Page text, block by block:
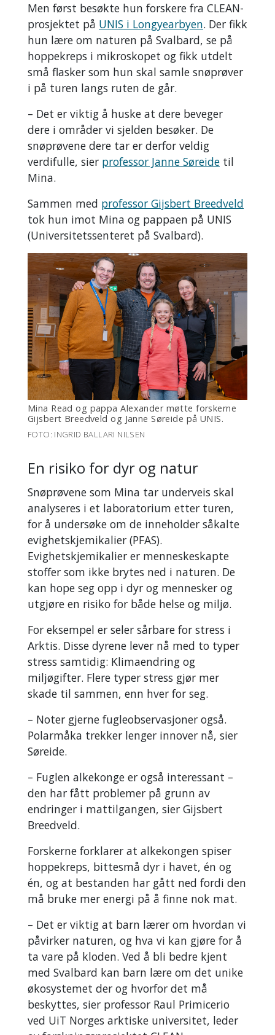
Men først besøkte hun forskere fra CLEAN-
prosjektet på UNIS i Longyearbyen. Der fikk
hun lære om naturen på Svalbard, se på
hoppekreps i mikroskopet og fikk utdelt
små flasker som hun skal samle snøprøver
i på turen langs ruten de går.
– Det er viktig å huske at dere beveger
dere i områder vi sjelden besøker. De
snøprøvene dere tar er derfor veldig
verdifulle, sier professor Janne Søreide til
Mina.
Sammen med professor Gijsbert Breedveld
tok hun imot Mina og pappaen på UNIS
(Universitetssenteret på Svalbard).
Mina Read og pappa Alexander møtte forskerne
Gijsbert Breedveld og Janne Søreide på UNIS.
FOTO: INGRID BALLARI NILSEN
En risiko for dyr og natur
Snøprøvene som Mina tar underveis skal
analyseres i et laboratorium etter turen,
for å undersøke om de inneholder såkalte
evighetskjemikalier (PFAS).
Evighetskjemikalier er menneskeskapte
stoffer som ikke brytes ned i naturen. De
kan hope seg opp i dyr og mennesker og
utgjøre en risiko for både helse og miljø.
For eksempel er seler sårbare for stress i
Arktis. Disse dyrene lever nå med to typer
stress samtidig: Klimaendring og
miljøgifter. Flere typer stress gjør mer
skade til sammen, enn hver for seg.
– Noter gjerne fugleobservasjoner også.
Polarmåka trekker lenger innover nå, sier
Søreide.
– Fuglen alkekonge er også interessant –
den har fått problemer på grunn av
endringer i mattilgangen, sier Gijsbert
Breedveld.
Forskerne forklarer at alkekongen spiser
hoppekreps, bittesmå dyr i havet, én og
én, og at bestanden har gått ned fordi den
må bruke mer energi på å finne nok mat.
– Det er viktig at barn lærer om hvordan vi
påvirker naturen, og hva vi kan gjøre for å
ta vare på kloden. Ved å bli bedre kjent
med Svalbard kan barn lære om det unike
økosystemet der og hvorfor det må
beskyttes, sier professor Raul Primicerio
ved UiT Norges arktiske universitet, leder